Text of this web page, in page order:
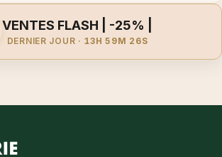
VENTES FLASH | -25% |
DERNIER JOUR · 13H 59M 26S